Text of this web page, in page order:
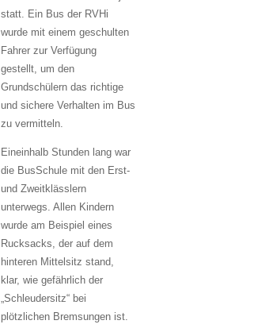
statt. Ein Bus der RVHi
wurde mit einem geschulten
Fahrer zur Verfügung
gestellt, um den
Grundschülern das richtige
und sichere Verhalten im Bus
zu vermitteln.
Eineinhalb Stunden lang war
die BusSchule mit den Erst-
und Zweitklässlern
unterwegs. Allen Kindern
wurde am Beispiel eines
Rucksacks, der auf dem
hinteren Mittelsitz stand,
klar, wie gefährlich der
„Schleudersitz“ bei
plötzlichen Bremsungen ist.